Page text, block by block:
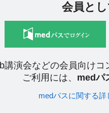
会員と
講演会などの会員向け
ご利用には、 medパ
medパスに関する